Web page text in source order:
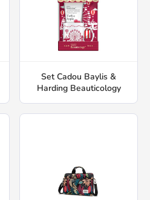
Set Cadou Baylis &
Harding Beauticology